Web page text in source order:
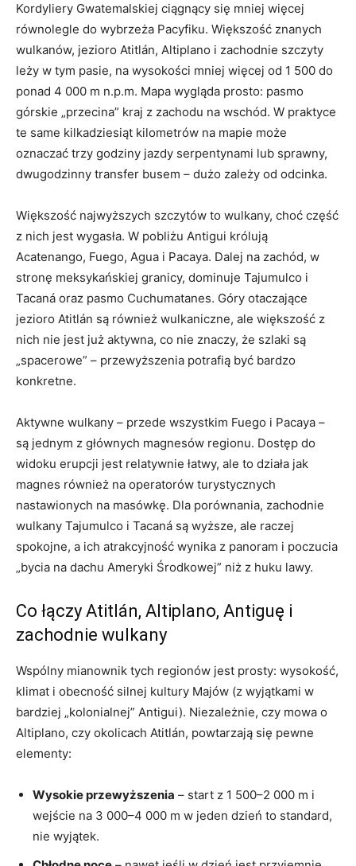
Kordyliery Gwatemalskiej ciągnący się mniej więcej
równolegle do wybrzeża Pacyfiku. Większość znanych
wulkanów, jezioro Atitlán, Altiplano i zachodnie szczyty
leży w tym pasie, na wysokości mniej więcej od 1 500 do
ponad 4 000 m n.p.m. Mapa wygląda prosto: pasmo
górskie „przecina” kraj z zachodu na wschód. W praktyce
te same kilkadziesiąt kilometrów na mapie może
oznaczać trzy godziny jazdy serpentynami lub sprawny,
dwugodzinny transfer busem – dużo zależy od odcinka.
Większość najwyższych szczytów to wulkany, choć część
z nich jest wygasła. W pobliżu Antigui królują
Acatenango, Fuego, Agua i Pacaya. Dalej na zachód, w
stronę meksykańskiej granicy, dominuje Tajumulco i
Tacaná oraz pasmo Cuchumatanes. Góry otaczające
jezioro Atitlán są również wulkaniczne, ale większość z
nich nie jest już aktywna, co nie znaczy, że szlaki są
„spacerowe” – przewyższenia potrafią być bardzo
konkretne.
Aktywne wulkany – przede wszystkim Fuego i Pacaya –
są jednym z głównych magnesów regionu. Dostęp do
widoku erupcji jest relatywnie łatwy, ale to działa jak
magnes również na operatorów turystycznych
nastawionych na masówkę. Dla porównania, zachodnie
wulkany Tajumulco i Tacaná są wyższe, ale raczej
spokojne, a ich atrakcyjność wynika z panoram i poczucia
„bycia na dachu Ameryki Środkowej” niż z huku lawy.
Co łączy Atitlán, Altiplano, Antiguę i
zachodnie wulkany
Wspólny mianownik tych regionów jest prosty: wysokość,
klimat i obecność silnej kultury Majów (z wyjątkami w
bardziej „kolonialnej” Antigui). Niezależnie, czy mowa o
Altiplano, czy okolicach Atitlán, powtarzają się pewne
elementy:
Wysokie przewyższenia – start z 1 500–2 000 m i
wejście na 3 000–4 000 m w jeden dzień to standard,
nie wyjątek.